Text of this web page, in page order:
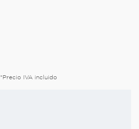
*Precio IVA incluido